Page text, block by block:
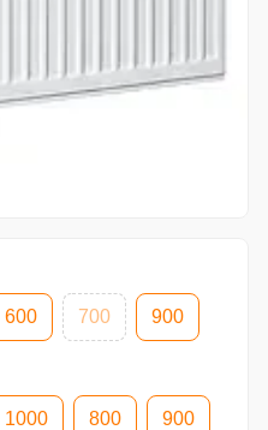
600 700 900
1000 800 900